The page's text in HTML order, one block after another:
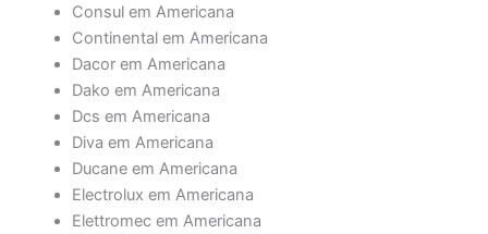
Consul em Americana
Continental em Americana
Dacor em Americana
Dako em Americana
Dcs em Americana
Diva em Americana
Ducane em Americana
Electrolux em Americana
Elettromec em Americana